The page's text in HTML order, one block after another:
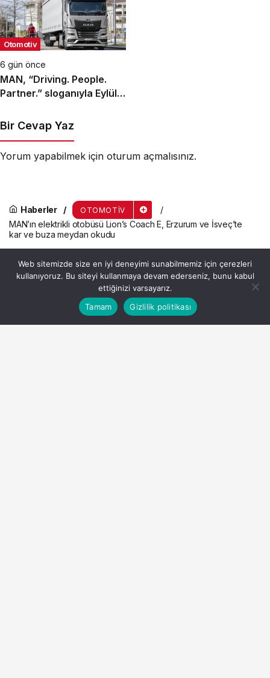
Otomotiv
6 gün önce
MAN, “Driving. People.
Partner.” sloganıyla Eylül
Transportation 2026’da
Bir Cevap Yaz
Yorum yapabilmek için oturum açmalısınız.
Haberler OTOMOTIV
MAN’ın elektrikli otobüsü Lion’s Coach E, Erzurum ve İsveç’te
kar ve buza meydan okudu
MAN’ın elektrikli otobüsü
Lion’s Coach E, Erzurum ve
İsveç’te kar ve buza meydan
okudu
Bu web sitesinde en iyi deneyimi yaşamanızı sağlamak
için çerezler kullanılmaktadır.
Akış
Web sitemizde size en iyi deneyimi sunabilmemiz için çerezleri
kullanıyoruz. Bu siteyi kullanmaya devam ederseniz, bunu kabul
ettiğinizi varsayarız.
Tamam
Gizlilik politikası